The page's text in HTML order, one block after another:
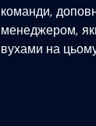
команди,
менеджером,
вухами на цьому